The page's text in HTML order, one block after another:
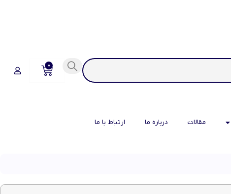
0
مقالات درباره ما ارتباط با ما